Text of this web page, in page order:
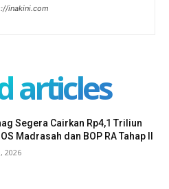
inakini.com
articles
Segera Cairkan Rp4,1 Triliun
Madrasah dan BOP RA Tahap II
2026